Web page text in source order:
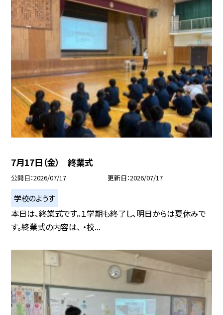
7月17日（金） 終業式
公開日 2026/07/17 更新日 2026/07/17
学校のようす
本日は、終業式です。１学期も終了し、明日からは夏休みで
す。終業式の内容は、 ・校...